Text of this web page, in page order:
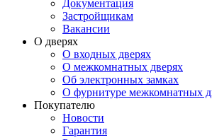
Документация
Застройщикам
Вакансии
О дверях
О входных дверях
О межкомнатных дверях
Об электронных замках
О фурнитуре межкомнатных
Покупателю
Новости
Гарантия